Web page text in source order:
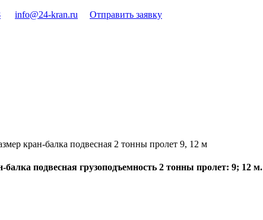
info@24-kran.ru Отправить заявку
кран-балка подвесная 2 тонны пролет 9, 12 м
балка подвесная грузоподъемность 2 тонны пролет: 9; 12 м.